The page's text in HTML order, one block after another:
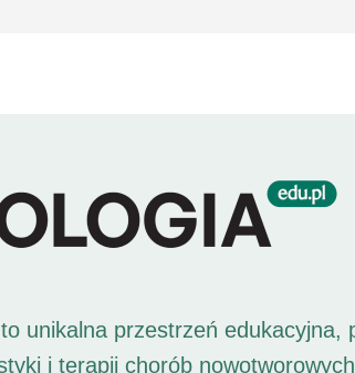
unikalna przestrzeń edukacyjna,
i terapii chorób